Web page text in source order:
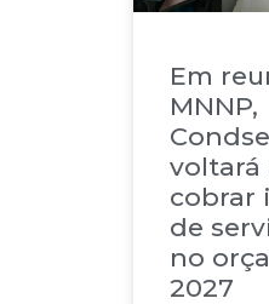
Em
MNNP,
voltará
cobrar
de
no
2027